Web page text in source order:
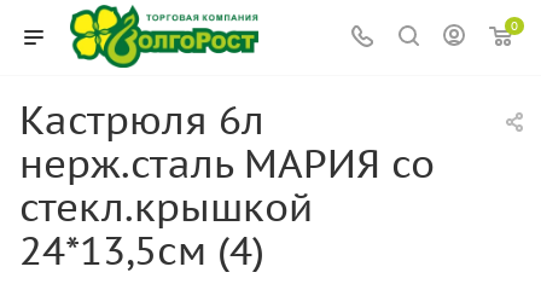
0
Кастрюля 6л
нерж.сталь МАРИЯ со
стекл.крышкой
24*13,5см (4)